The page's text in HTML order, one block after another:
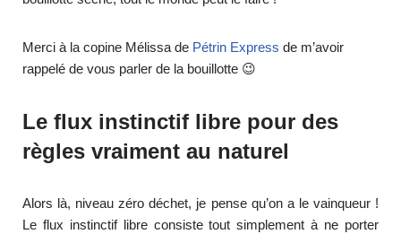
Merci à la copine Mélissa de Pétrin Express de m’avoir
rappelé de vous parler de la bouillotte 😉
Le flux instinctif libre pour des
règles vraiment au naturel
Alors là, niveau zéro déchet, je pense qu’on a le vainqueur !
Le flux instinctif libre consiste tout simplement à ne porter